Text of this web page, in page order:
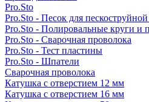
Pro.Sto
Pro.Sto - Песок для
Pro.Sto - Полировальные круги и
Pro.Sto - Сварочная проволока
Pro.Sto - Тест пластины
Pro.Sto - Шпатели
Сварочная проволока
Катушка с отверстием 12 мм
Катушка с отверстием 16 мм